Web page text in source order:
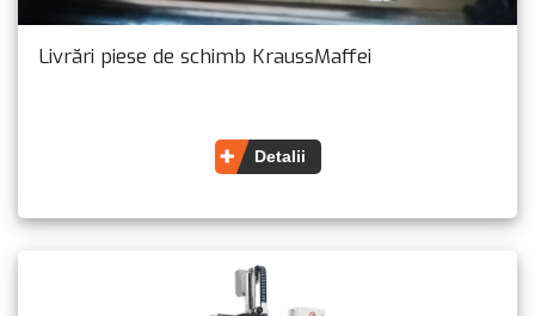
Livrări piese de schimb KraussMaffei
Detalii